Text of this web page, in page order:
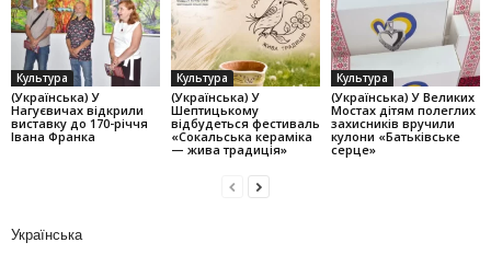
Культура
(Українська) У
Нагуєвичах відкрили
виставку до 170-річчя
Івана Франка
Культура
(Українська) У
Шептицькому
відбудеться фестиваль
«Сокальська кераміка
— жива традиція»
Культура
(Українська) У Великих
Мостах дітям полеглих
захисників вручили
кулони «Батьківське
серце»
Українська